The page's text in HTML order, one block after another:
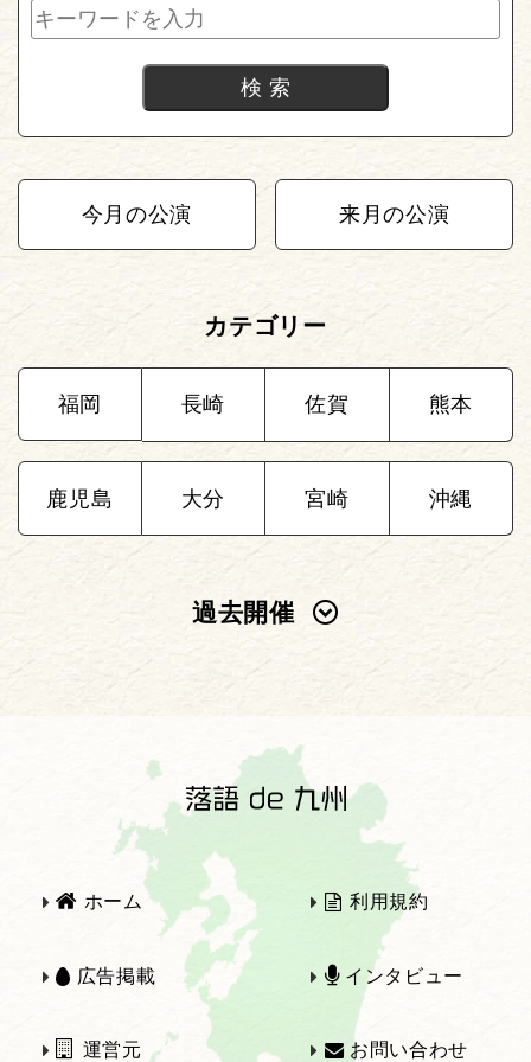
今月の公演 来月の公演
カテゴリー
福岡 長崎 佐賀 熊本
鹿児島 大分 宮崎 沖縄
過去開催
2022年
2021年 2020年
2019年 2018年
ホーム 利用規約
広告掲載 インタビュー
運営元 お問い合わせ